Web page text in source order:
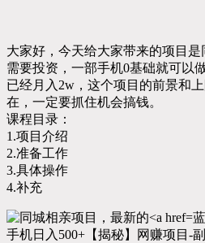
大家好，今天给大家带来的项目
需要投资，一部手机0基础就可以
已经月入2w，这个项目的前景和
在，一定要抓住机会搞钱。
课程目录：
1.项目介绍
2.准备工作
3.具体操作
4.补充
手机日入500+【揭秘】网赚项目-